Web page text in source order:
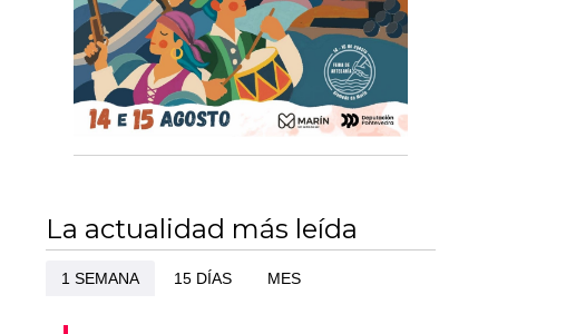
La actualidad más leída
1 SEMANA 15 DÍAS MES